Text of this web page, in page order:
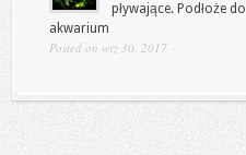
pływające. Podłoże do
akwarium
Posted on wrz 30, 2017